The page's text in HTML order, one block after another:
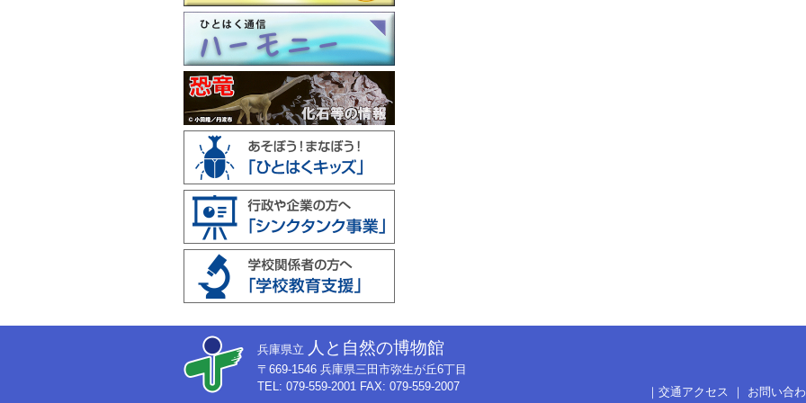
兵庫県立 人と自然の博物館
〒669-1546 兵庫県三田市弥生が丘6丁目
TEL: 079-559-2001 FAX: 079-559-2007
｜ 交通アクセス ｜ お問い合